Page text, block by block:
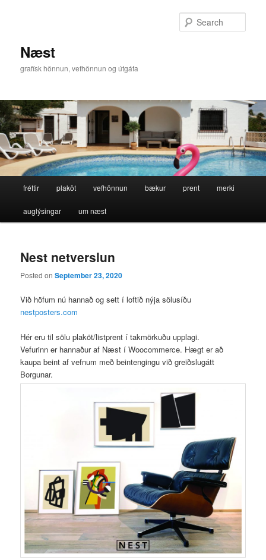
Næst
grafísk hönnun, vefhönnun og útgáfa
fréttir plaköt vefhönnun bækur prent merki
auglýsingar um næst
Nest netverslun
Posted onSeptember 23, 2020
Við höfum nú hannað og sett í loftið nýja sölusíðu
nestposters.com
Hér eru til sölu plaköt/listprent í takmörkuðu upplagi.
Vefurinn er hannaður af Næst í Woocommerce. Hægt er að
kaupa beint af vefnum með beintengingu við greiðslugátt
Borgunar.